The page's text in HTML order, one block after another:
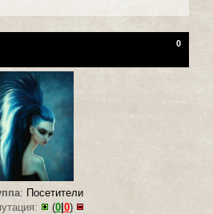
0
: Посетители
(0|0)